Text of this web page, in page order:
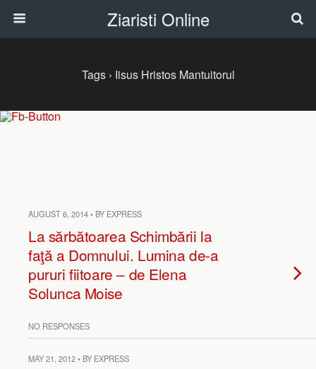
Ziaristi Online
Tags › Iisus Hristos Mantuitorul
AUGUST 6, 2014 • BY EXPRESS
La sărbătoarea Schimbării la
faţă a Domnului. Lumina de-a
pururi fiitoare – de Elena
Solunca Moise
NO RESPONSES
MAY 21, 2012 • BY EXPRESS